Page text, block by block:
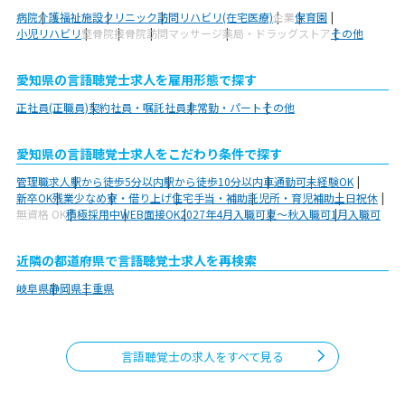
病院介護福祉施設クリニック訪問リハビリ(在宅医療)企業保育園
小児リハビリ整骨院接骨院訪問マッサージ薬局・ドラッグストアその他
愛知県の言語聴覚士求人を雇用形態で探す
正社員(正職員)契約社員・嘱託社員非常勤・パートその他
愛知県の言語聴覚士求人をこだわり条件で探す
管理職求人駅から徒歩5分以内駅から徒歩10分以内車通勤可未経験OK
新卒OK残業少なめ寮・借り上げ住宅手当・補助託児所・育児補助土日祝休
無資格 OK積極採用中WEB面接OK2027年4月入職可夏～秋入職可1月入職可
近隣の都道府県で言語聴覚士求人を再検索
岐阜県静岡県三重県
言語聴覚士の求人をすべて見る